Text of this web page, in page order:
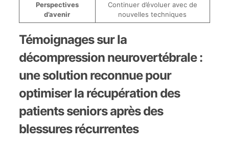
Perspectives
d’avenir
Continuer d’évoluer avec de
nouvelles techniques
Témoignages sur la
décompression neurovertébrale :
une solution reconnue pour
optimiser la récupération des
patients seniors après des
blessures récurrentes